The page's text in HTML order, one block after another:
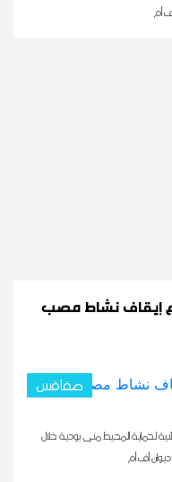
أم
إيقاف نشاط مصب
صفاقس
لحماية المحيط منى بودية خلال
أف أم